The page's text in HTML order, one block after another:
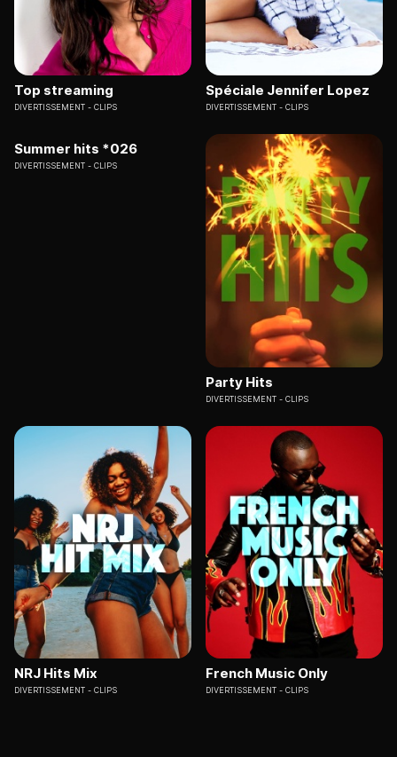
Top streaming
DIVERTISSEMENT CLIPS
Spéciale Jennifer Lopez
DIVERTISSEMENT CLIPS
Summer hits *026
DIVERTISSEMENT CLIPS
Party Hits
DIVERTISSEMENT CLIPS
NRJ Hits Mix
DIVERTISSEMENT CLIPS
French Music Only
DIVERTISSEMENT CLIPS